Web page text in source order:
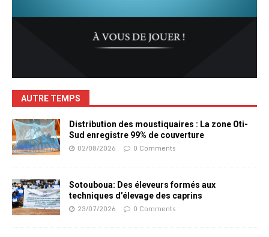
AUTRE TEMPS
Distribution des moustiquaires : La zone Oti-
Sud enregistre 99% de couverture
02/08/2026 0 Comments
Sotouboua: Des éleveurs formés aux
techniques d’élevage des caprins
23/07/2026 0 Comments